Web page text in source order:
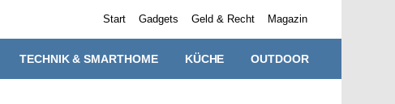
Start Gadgets Geld & Recht Magazin
TECHNIK & SMARTHOME KÜCHE OUTDOOR